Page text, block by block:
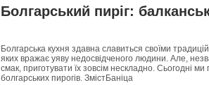
Болгарський пиріг:
Болгарська кухня здавна славиться своїми
яких вражає уяву недосвідченого людини. Але,
смак, приготувати їх зовсім нескладно. Сьогодні
болгарських пирогів. ЗмістБаніца